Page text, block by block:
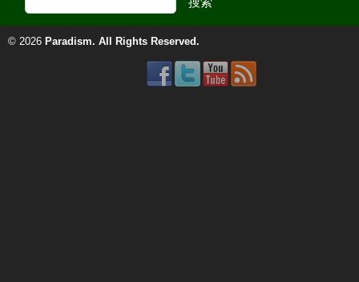
© 2026 Paradism. All Rights Reserved.